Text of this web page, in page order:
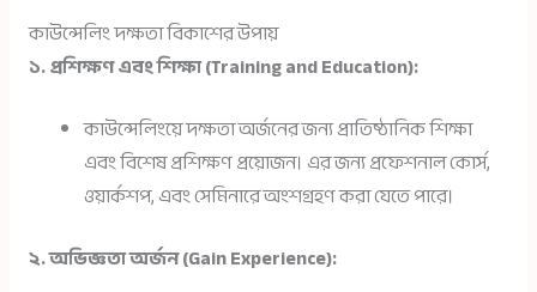
কাউন্সেলিং দক্ষতা বিকাশের উপায়
১. প্রশিক্ষণ এবং শিক্ষা (Training and Education):
কাউন্সেলিংয়ে দক্ষতা অর্জনের জন্য প্রাতিষ্ঠানিক শিক্ষা
এবং বিশেষ প্রশিক্ষণ প্রয়োজন। এর জন্য প্রফেশনাল কোর্স,
ওয়ার্কশপ, এবং সেমিনারে অংশগ্রহণ করা যেতে পারে।
২. অভিজ্ঞতা অর্জন (Gain Experience):